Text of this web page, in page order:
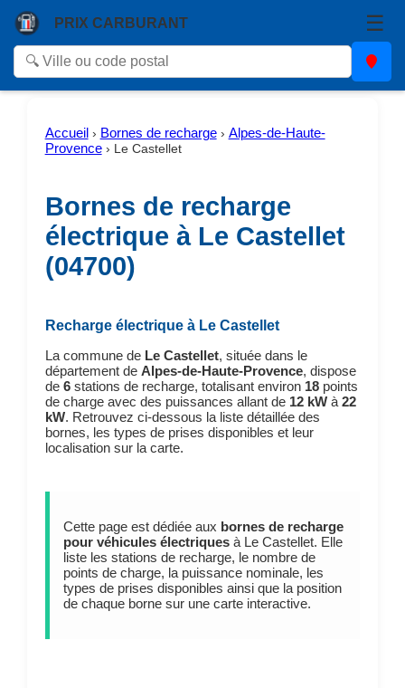
PRIX CARBURANT ☰
Accueil › Bornes de recharge› Alpes-de-Haute-
Provence› Le Castellet
Bornes de recharge
électrique à Le Castellet
(04700)
Recharge électrique à Le Castellet
La commune de Le Castellet, située dans le
département de Alpes-de-Haute-Provence, dispose
de 6stations de recharge, totalisant environ 18points
de charge avec des puissances allant de 12 kWà 22
kW. Retrouvez ci-dessous la liste détaillée des
bornes, les types de prises disponibles et leur
localisation sur la carte.
Cette page est dédiée aux bornes de recharge
pour véhicules électriquesà Le Castellet. Elle
liste les stations de recharge, le nombre de
points de charge, la puissance nominale, les
types de prises disponibles ainsi que la position
de chaque borne sur une carte interactive.